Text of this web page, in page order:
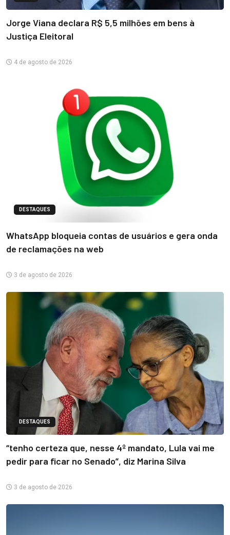
Jorge Viana declara R$ 5,5 milhões em bens à
Justiça Eleitoral
4 de agosto de 2026
DESTAQUES
WhatsApp bloqueia contas de usuários e gera onda
de reclamações na web
3 de agosto de 2026
DESTAQUES
“tenho certeza que, nesse 4º mandato, Lula vai me
pedir para ficar no Senado”, diz Marina Silva
3 de agosto de 2026